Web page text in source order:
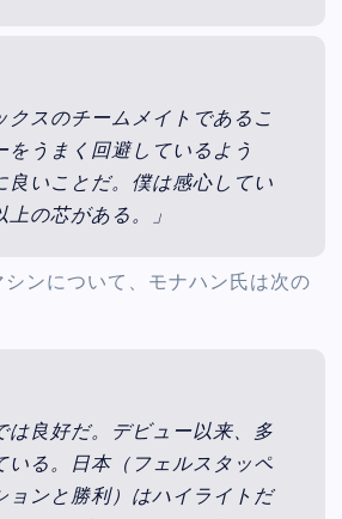
クスのチームメイトであるこ
をうまく回避しているよう
良いことだ。僕は感心してい
の芯がある。」
ンについて、モナハン氏は次の
は良好だ。デビュー以来、多
いる。日本（フェルスタッペ
ョンと勝利）はハイライトだ